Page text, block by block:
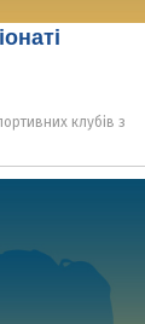
клубів з